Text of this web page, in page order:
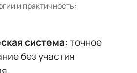
и практичность:
система: точное
без участия